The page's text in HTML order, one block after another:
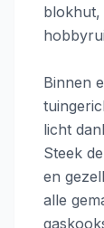
Binnen
licht
Steek
en
alle